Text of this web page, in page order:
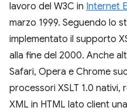
lavoro del W3C in Internet
marzo 1999. Seguendo lo
implementato il supporto
alla fine del 2000. Anche
Safari, Opera e Chrome
processori XSLT 1.0
XML in HTML lato client